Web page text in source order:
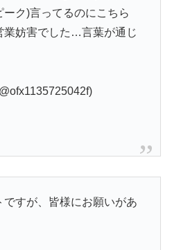
ク)言ってるのにこちら
業妨害でした…言葉が通じ
すが、皆様にお願いがあ